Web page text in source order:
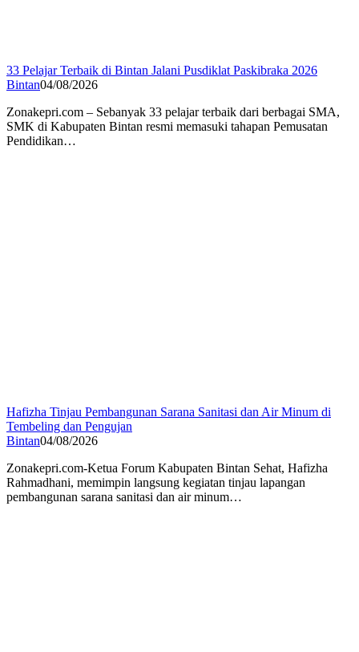
33 Pelajar Terbaik di Bintan Jalani Pusdiklat Paskibraka 2026
Bintan04/08/2026
Zonakepri.com – Sebanyak 33 pelajar terbaik dari berbagai SMA,
SMK di Kabupaten Bintan resmi memasuki tahapan Pemusatan
Pendidikan…
Hafizha Tinjau Pembangunan Sarana Sanitasi dan Air Minum di
Tembeling dan Pengujan
Bintan04/08/2026
Zonakepri.com-Ketua Forum Kabupaten Bintan Sehat, Hafizha
Rahmadhani, memimpin langsung kegiatan tinjau lapangan
pembangunan sarana sanitasi dan air minum…